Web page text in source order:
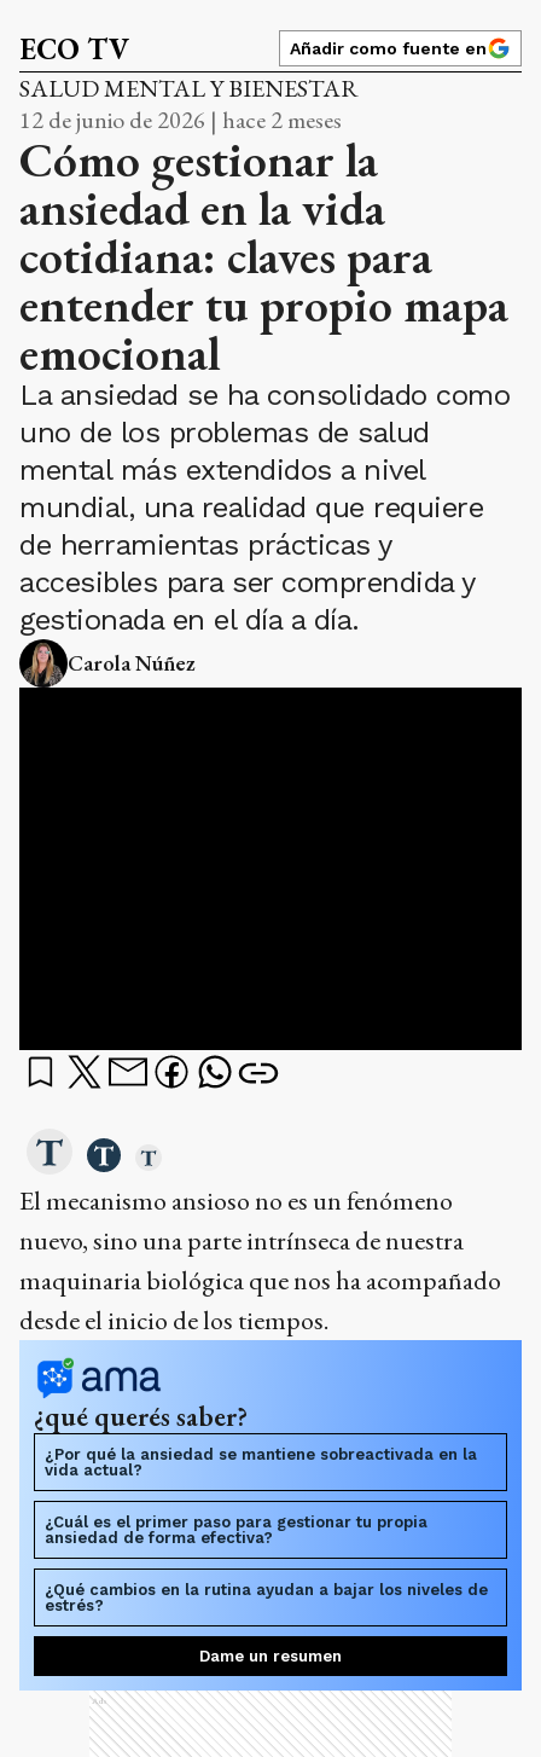
ECO TV Añadir como fuente en
SALUD MENTAL Y BIENESTAR
12 de junio de 2026 | hace 2 meses
Cómo gestionar la
ansiedad en la vida
cotidiana: claves para
entender tu propio mapa
emocional
La ansiedad se ha consolidado como
uno de los problemas de salud
mental más extendidos a nivel
mundial, una realidad que requiere
de herramientas prácticas y
accesibles para ser comprendida y
gestionada en el día a día.
Carola Núñez
El mecanismo ansioso no es un fenómeno
nuevo, sino una parte intrínseca de nuestra
maquinaria biológica que nos ha acompañado
desde el inicio de los tiempos.
¿qué querés saber?
¿Por qué la ansiedad se mantiene sobreactivada en la
vida actual?
¿Cuál es el primer paso para gestionar tu propia
ansiedad de forma efectiva?
¿Qué cambios en la rutina ayudan a bajar los niveles de
estrés?
Dame un resumen
Ads